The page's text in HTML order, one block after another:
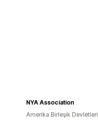
NYA Association
Amerika Birleşik Devletleri